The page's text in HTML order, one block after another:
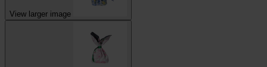
View larger image